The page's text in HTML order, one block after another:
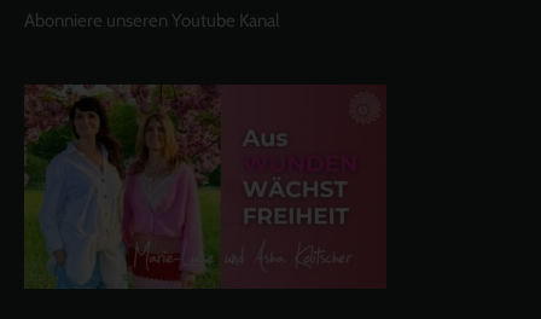
Abonniere unseren Youtube Kanal